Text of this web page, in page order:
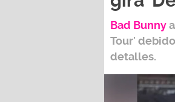
Bad Bunny
Tour '
detalles.